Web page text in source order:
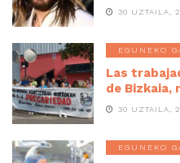
30 UZTAILA,
EGUNEKO
Las
de Bizkaia,
30 UZTAILA,
EGUNEKO